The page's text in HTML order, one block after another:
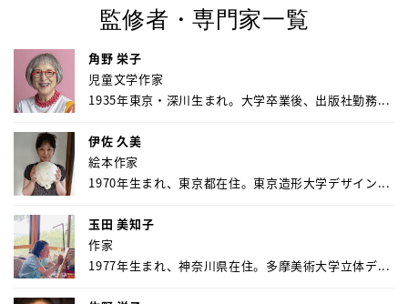
監修者・専門家一覧
角野 栄子
児童文学作家
1935年東京・深川生まれ。大学卒業後、出版社勤務...
伊佐 久美
絵本作家
1970年生まれ、東京都在住。東京造形大学デザイン...
玉田 美知子
作家
1977年生まれ、神奈川県在住。多摩美術大学立体デ...